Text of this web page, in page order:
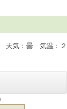
天気：曇 気温：２